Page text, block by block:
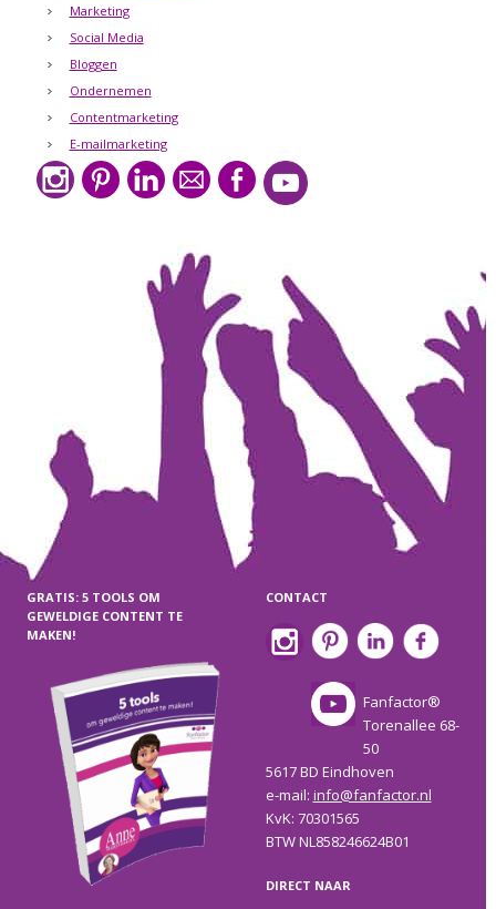
Marketing
Social Media
Bloggen
Ondernemen
Contentmarketing
E-mailmarketing
GRATIS: 5 TOOLS OM
GEWELDIGE CONTENT TE
MAKEN!
CONTACT
Fanfactor®
Torenallee 68-
50
5617 BD Eindhoven
e-mail: info@fanfactor.nl
KvK: 70301565
BTW NL858246624B01
DIRECT NAAR